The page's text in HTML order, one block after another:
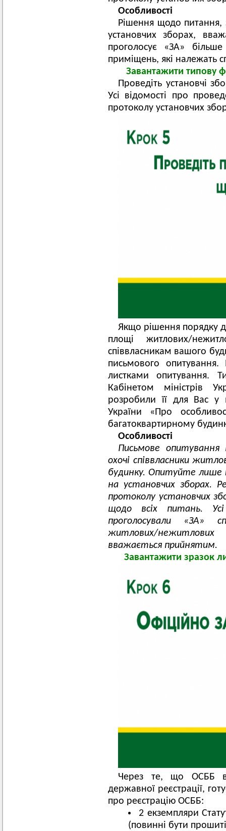
Особливості
Рішення щодо питання,
установчих зборах,
проголосує «ЗА»
приміщень, які належать
Завантажити типову
Проведіть установчі
Усі відомості про
протоколу установчих
Якщо рішення порядку
площі житлових/
співвласникам вашого
письмового опитування.
листками опитування.
Кабінетом міністрів
розробили її для Вас у
України «Про
багатоквартирному
Особливості
Письмове опитування
охочі співвласники
будинку. Опитуйте лише
на установчих зборах.
протоколу установчих
щодо всіх питань. Усі
проголосували «ЗА»
житлових/
вважається прийнятим.
Завантажити зразок
Через те, що ОСББ
державної реєстрації,
про реєстрацію ОСББ:
2 екземпляри
(повинні бути